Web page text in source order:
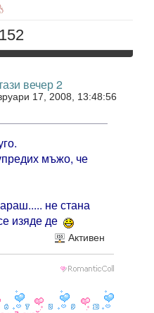
вечер 2
17, 2008, 13:48:56
мъжо, че
не стана
изяде де
Активен